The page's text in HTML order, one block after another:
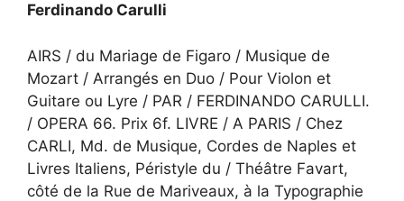
Ferdinando Carulli
AIRS / du Mariage de Figaro / Musique de
Mozart / Arrangés en Duo / Pour Violon et
Guitare ou Lyre / PAR / FERDINANDO CARULLI.
/ OPERA 66. Prix 6f. LIVRE / A PARIS / Chez
CARLI, Md. de Musique, Cordes de Naples et
Livres Italiens, Péristyle du / Théâtre Favart,
côté de la Rue de Mariveaux, à la Typographie